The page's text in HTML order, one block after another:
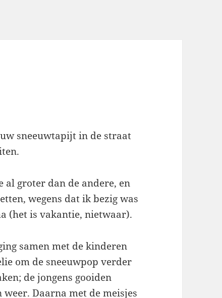
sneeuwtapijt in de straat
al groter dan de andere, en
wegens dat ik bezig was
(het is vakantie, nietwaar).
samen met de kinderen
om de sneeuwpop verder
de jongens gooiden
Daarna met de meisjes